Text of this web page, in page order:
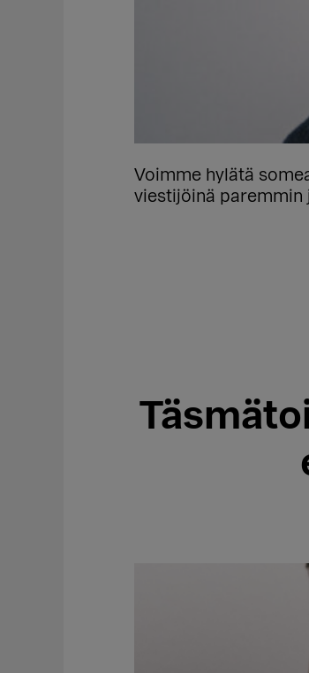
Voimme hylätä
viestijöinä paremmin